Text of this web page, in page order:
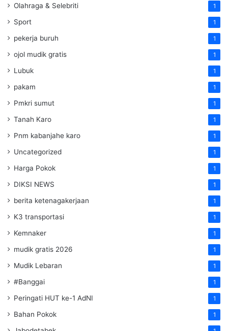
Olahraga & Selebriti 1
Sport 1
pekerja buruh 1
ojol mudik gratis 1
Lubuk 1
pakam 1
Pmkri sumut 1
Tanah Karo 1
Pnm kabanjahe karo 1
Uncategorized 1
Harga Pokok 1
DIKSI NEWS 1
berita ketenagakerjaan 1
K3 transportasi 1
Kemnaker 1
mudik gratis 2026 1
Mudik Lebaran 1
#Banggai 1
Peringati HUT ke-1 AdNI 1
Bahan Pokok 1